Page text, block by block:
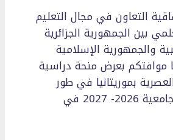
التعاون في مجال التعليم
بين الجمهورية الجزائرية
والجمهورية الإسلامية
موافتكم بعرض منحة دراسية
بموريتانيا في طور
الدكتوراه للسنة الجامعية 2026- 2027 في